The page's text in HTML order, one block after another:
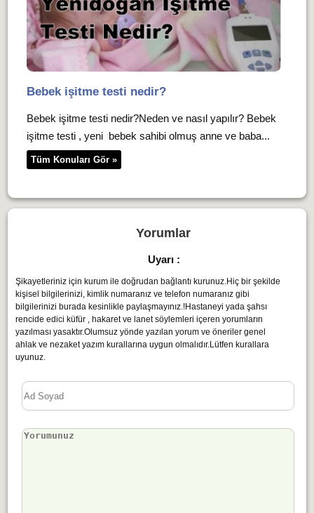
Bebek işitme testi nedir?
Bebek işitme testi nedir?Neden ve nasıl yapılır? Bebek
işitme testi , yeni bebek sahibi olmuş anne ve baba...
Tüm Konuları Gör »
Yorumlar
Uyarı :
Şikayetleriniz için kurum ile doğrudan bağlantı kurunuz.Hiç bir şekilde
kişisel bilgilerinizi, kimlik numaranız ve telefon numaranız gibi
bilgilerinizi burada kesinlikle paylaşmayınız.!Hastaneyi yada şahsı
rencide edici küfür , hakaret ve lanet söylemleri içeren yorumların
yazılması yasaktır.Olumsuz yönde yazılan yorum ve öneriler genel
ahlak ve nezaket yazım kurallarına uygun olmalıdır.Lütfen kurallara
uyunuz.